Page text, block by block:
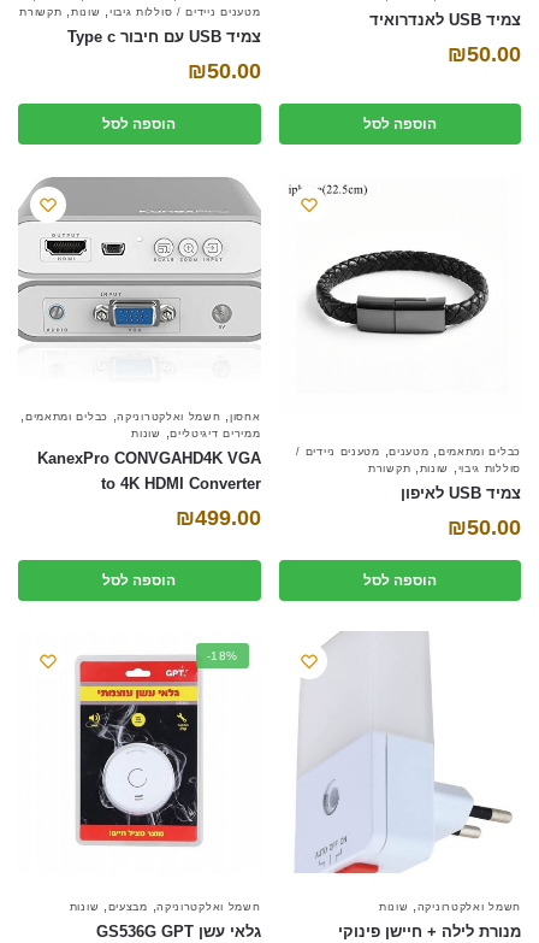
צמיד USB לאנדרואיד
₪50.00
הוספה לסל
מטענים ניידים / סוללות גיבוי , שונות , תקשורת
צמיד USB עם חיבור Type c
₪50.00
הוספה לסל
כבלים ומתאמים מטענים,
מטענים ניידים /
סוללות גיבוי
שונות תקשורת
צמיד USB לאיפון
₪50.00
הוספה לסל
אחסון חשמל ואלקטרוניקה, כבלים ומתאמים
ממירים דיגיטליים, שונות
KanexPro CONVGAHD4K VGA
to 4K HDMI Converter
₪499.00
הוספה לסל
חשמל ואלקטרוניקה , שונות
מנורת לילה + חיישן פינוקי
-18%
חשמל ואלקטרוניקה, מבצעים , שונות
גלאי עשן GS536G GPT